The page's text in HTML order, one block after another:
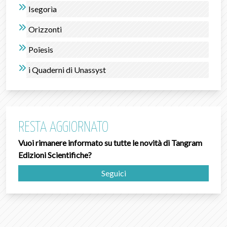
Isegorìa
Orizzonti
Poîesis
i Quaderni di Unassyst
RESTA AGGIORNATO
Vuoi rimanere informato su tutte le novità di Tangram
Edizioni Scientifiche?
Seguici